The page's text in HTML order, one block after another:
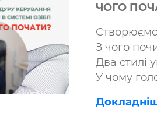
ЧОГО
З чого
Два стилі
У чому